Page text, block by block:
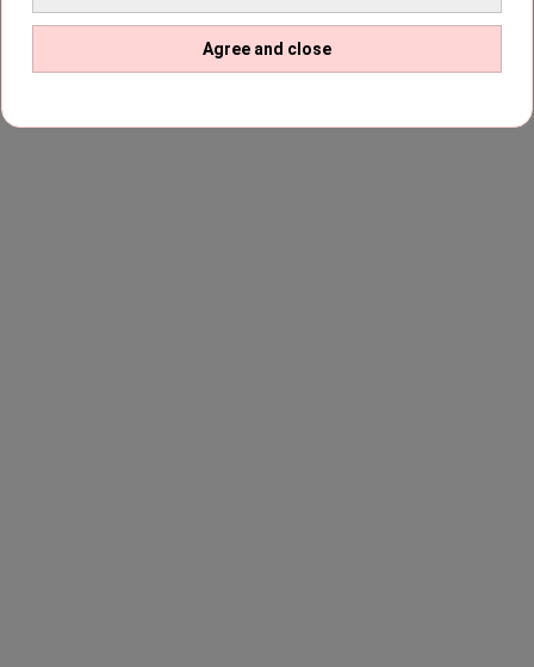
Agree and close